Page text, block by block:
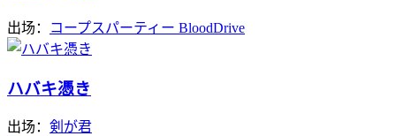
出场： コープスパーティー BloodDrive
ハバキ憑き
出场： 剣が君